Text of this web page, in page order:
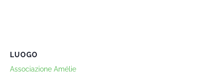
LUOGO
Associazione Amélie